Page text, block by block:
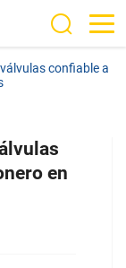
confiable a
en